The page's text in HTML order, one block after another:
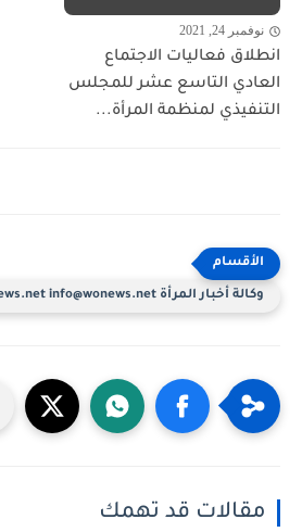
نوفمبر 24, 2021
انطلاق فعاليات الاجتماع
العادي التاسع عشر للمجلس
التنفيذي لمنظمة المرأة...
وكالة أخبار المرأة www.wonews.net info@wonews.net
مقالات قد تهمك